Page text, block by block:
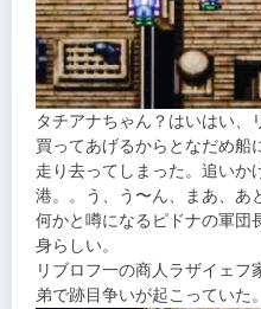
タチアナちゃん？はいはい、
買ってあげるからとなだめ船
走り去ってしまった。追いか
港。。う、う〜ん、まあ、あ
何かと噂になるピドナの軍団
身らしい。
リブロフ一の商人ラザイェ
弟で跡目争いが起こっていた。